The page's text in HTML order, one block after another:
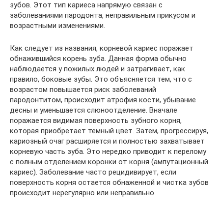
зубов. Этот тип кариеса напрямую связан с
заболеваниями пародонта, неправильным прикусом и
возрастными изменениями.
Как следует из названия, корневой кариес поражает
обнажившийся корень зуба. Данная форма обычно
наблюдается у пожилых людей и затрагивает, как
правило, боковые зубы. Это объясняется тем, что с
возрастом повышается риск заболеваний
пародонтитом, происходит атрофия кости, убывание
десны и уменьшается слюноотделение. Вначале
поражается видимая поверхность зубного корня,
которая приобретает темный цвет. Затем, прогрессируя,
кариозный очаг расширяется и полностью захватывает
корневую часть зуба. Это нередко приводит к перелому
с полным отделением коронки от корня (ампутационный
кариес). Заболевание часто рецидивирует, если
поверхность корня остается обнаженной и чистка зубов
происходит нерегулярно или неправильно.